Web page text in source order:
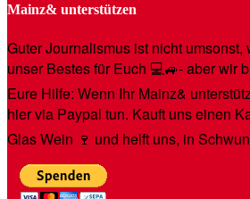
Mainz& unterstützen
Guter Journalismus ist nicht umsonst,
unser Bestes für Euch 💻🚙- aber wir
Eure Hilfe: Wenn Ihr Mainz&
hier via Paypal tun. Kauft uns einen
Glas Wein 🍷 und helft uns, in